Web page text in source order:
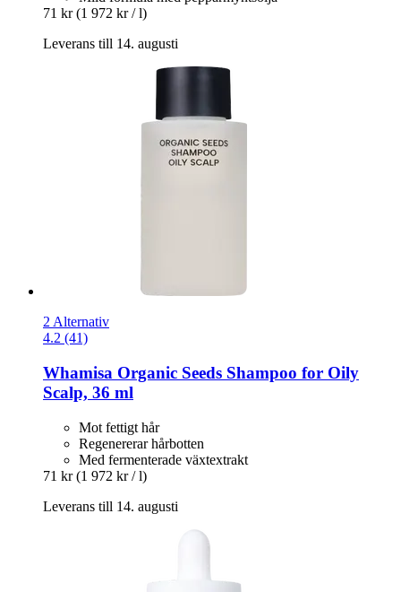
71 kr (1 972 kr / l)
Leverans till 14. augusti
2 Alternativ
4.2 (41)
Whamisa Organic Seeds Shampoo for Oily
Scalp, 36 ml
Mot fettigt hår
Regenererar hårbotten
Med fermenterade växtextrakt
71 kr (1 972 kr / l)
Leverans till 14. augusti